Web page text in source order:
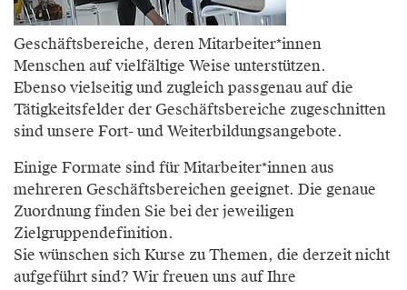
Geschäftsbereiche, deren Mitarbeiter*innen
Menschen auf vielfältige Weise unterstützen.
Ebenso vielseitig und zugleich passgenau auf die
Tätigkeitsfelder der Geschäftsbereiche zugeschnitten
sind unsere Fort- und Weiterbildungsangebote.
Einige Formate sind für Mitarbeiter*innen aus
mehreren Geschäftsbereichen geeignet. Die genaue
Zuordnung finden Sie bei der jeweiligen
Zielgruppendefinition.
Sie wünschen sich Kurse zu Themen, die derzeit nicht
aufgeführt sind? Wir freuen uns auf Ihre